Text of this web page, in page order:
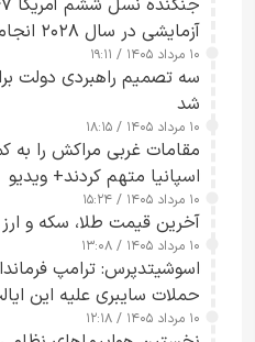
آزمایشی در سال ۲۰۲۸ انجام می‌شود
۱۰ مرداد ۱۴۰۵ / ۱۹:۱۱
سه تصمیم راهبردی دولت
شد
۱۰ مرداد ۱۴۰۵ / ۱۸:۱۵
مقامات غربی مراکش را
اسپانیا متهم کردند+ ویدیو
۱۰ مرداد ۱۴۰۵ / ۱۵:۲۴
آخرین قیمت طلا، سکه و ارز شنبه 10
۱۰ مرداد ۱۴۰۵ / ۱۳:۰۸
اسوشیتدپرس: ترامپ
حملات سایبری علیه این
ارائه نکرد
۱۰ مرداد ۱۴۰۵ / ۱۲:۱۸